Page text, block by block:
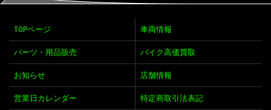
TOPページ 車両情報
パーツ・用品販売 バイク高価買取
お知らせ 店舗情報
営業日カレンダー 特定商取引法表記